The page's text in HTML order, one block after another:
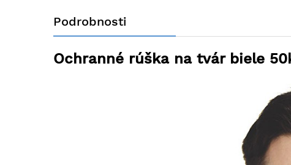
začiatok
galérie
Podrobnosti
Ochranné rúška na tvár biele